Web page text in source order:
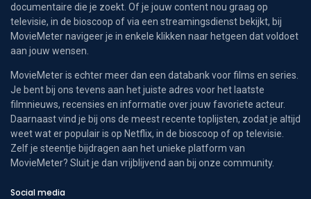
documentaire die je zoekt. Of je jouw content nou graag op
televisie, in de bioscoop of via een streamingsdienst bekijkt, bij
MovieMeter navigeer je in enkele klikken naar hetgeen dat voldoet
aan jouw wensen.
MovieMeter is echter meer dan een databank voor films en series.
Je bent bij ons tevens aan het juiste adres voor het laatste
filmnieuws, recensies en informatie over jouw favoriete acteur.
Daarnaast vind je bij ons de meest recente toplijsten, zodat je altijd
weet wat er populair is op Netflix, in de bioscoop of op televisie.
Zelf je steentje bijdragen aan het unieke platform van
MovieMeter? Sluit je dan vrijblijvend aan bij onze community.
Social media